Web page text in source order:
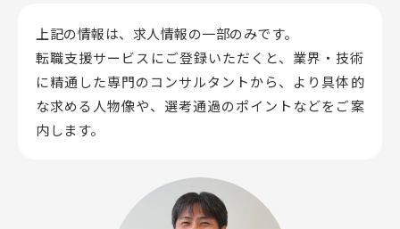
上記の情報は、求人情報の一部のみです。
転職支援サービスにご登録いただくと、業界・技術
に精通した専門のコンサルタントから、 より具体的
な求める人物像や、選考通過のポイントなどをご案
内します。